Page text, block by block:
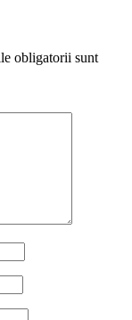
obligatorii sunt